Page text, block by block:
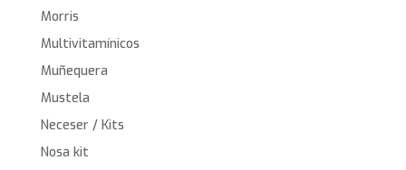
Morris
Multivitamínicos
Muñequera
Mustela
Neceser / Kits
Nosa kit